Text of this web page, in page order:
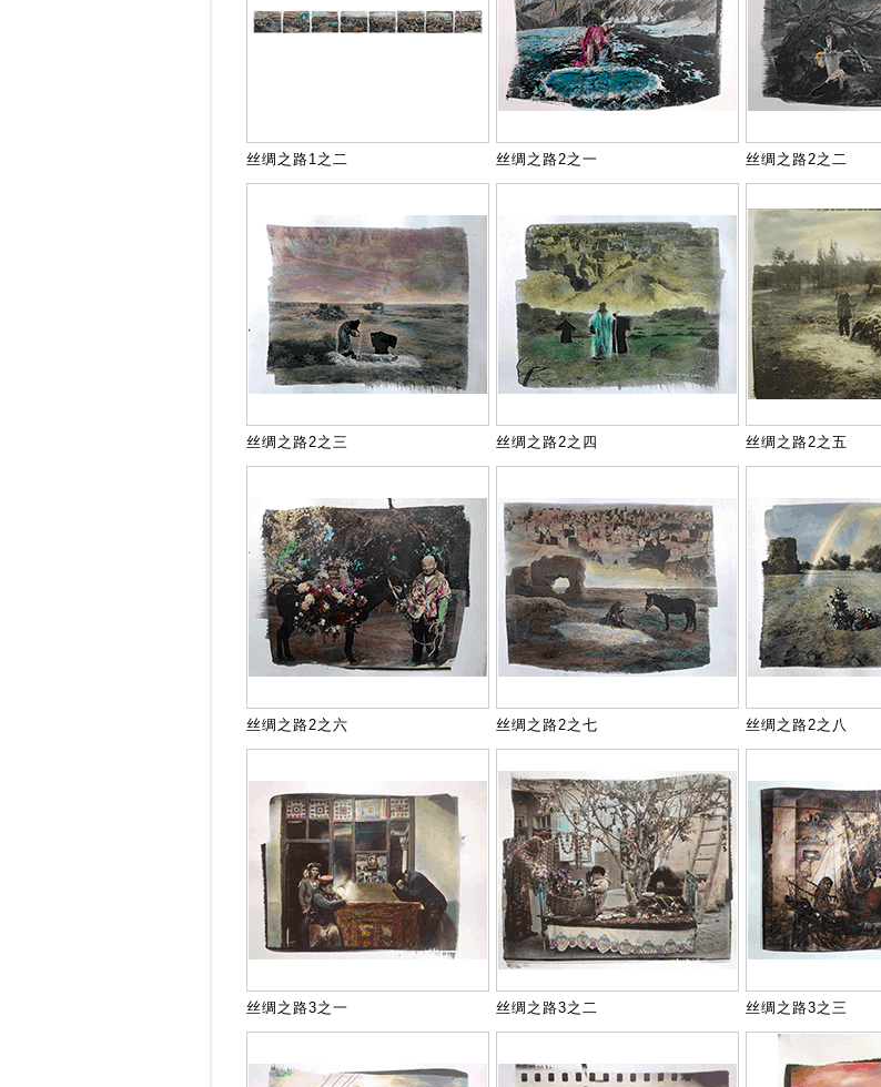
丝绸之路1之二 丝绸之路2之一 丝绸之路2之二
丝绸之路2之三 丝绸之路2之四 丝绸之路2之五
丝绸之路2之六 丝绸之路2之七 丝绸之路2之八
丝绸之路3之一 丝绸之路3之二 丝绸之路3之三